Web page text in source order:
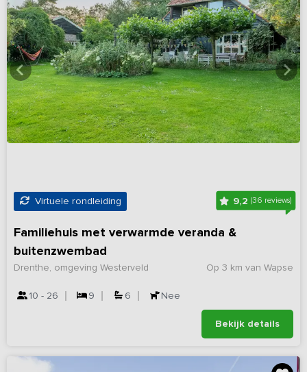
Virtuele rondleiding 9,2 (36 reviews)
Familiehuis met verwarmde veranda &
buitenzwembad
Op 3 km van Wapse
Drenthe, omgeving Westerveld
10 - 26 9 6 Nee
Bekijk details